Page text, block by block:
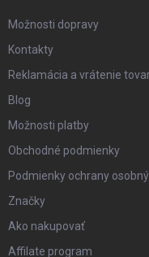
Možnosti dopravy
Kontakty
Reklamácia a vrátenie
Blog
Možnosti platby
Obchodné podmienky
Podmienky ochrany
Značky
Ako nakupovať
Affilate program